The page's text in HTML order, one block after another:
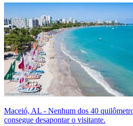
Maceió, AL - Nenhum dos 40
consegue desapontar o visitante.